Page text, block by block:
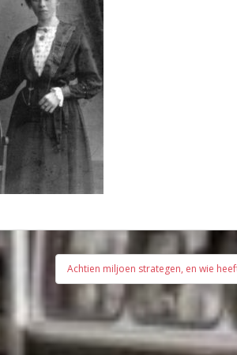
Achtien miljoen strategen, en wie